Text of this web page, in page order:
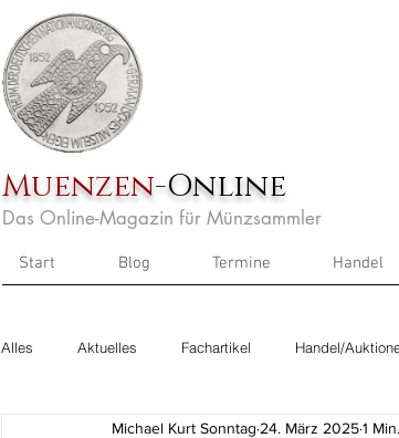
Muenzen-Online
Das Online-Magazin für Münzsammler
Start Blog Termine Handel
Alles Aktuelles Fachartikel Handel/
Michael Kurt Sonntag 24. März 20251